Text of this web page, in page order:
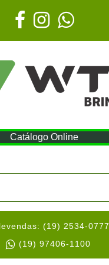
Catálogo Online
(19) 2534-0777
(19) 97406-1100